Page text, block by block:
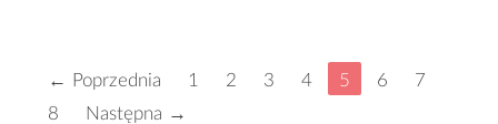
← Poprzednia 1 2 3 4 5 6
7
8
Następna →